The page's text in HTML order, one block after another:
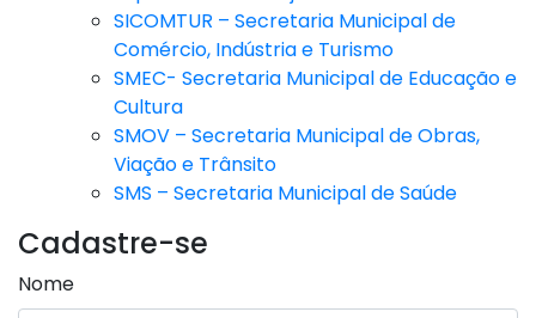
SICOMTUR – Secretaria Municipal de
Comércio, Indústria e Turismo
SMEC- Secretaria Municipal de Educação e
Cultura
SMOV – Secretaria Municipal de Obras,
Viação e Trânsito
SMS – Secretaria Municipal de Saúde
Cadastre-se
Nome